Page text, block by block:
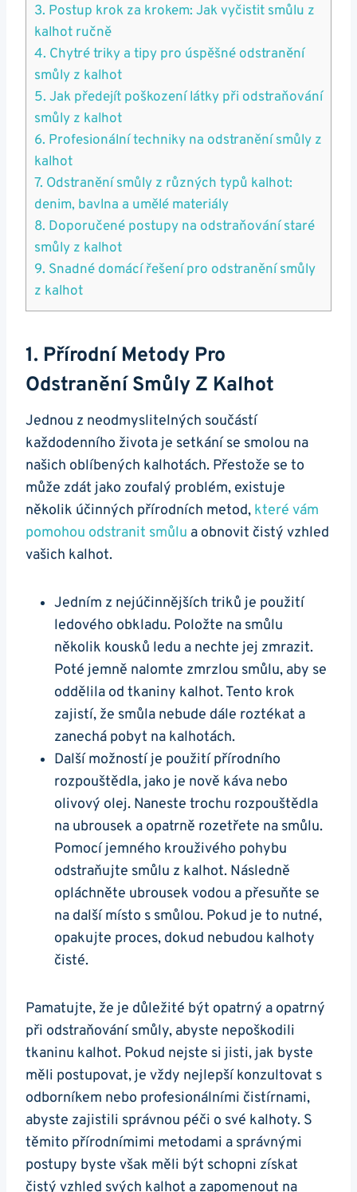
3. Postup krok za krokem: Jak vyčistit smůlu z
kalhot ručně
4. Chytré triky a tipy pro úspěšné odstranění
smůly z kalhot
5. Jak předejít poškození látky při odstraňování
smůly z kalhot
6. Profesionální techniky na odstranění smůly z
kalhot
7. Odstranění smůly z různých typů kalhot:
denim, bavlna a umělé materiály
8. Doporučené postupy na odstraňování staré
smůly z kalhot
9. Snadné domácí řešení pro odstranění smůly
z kalhot
1. Přírodní Metody Pro
Odstranění Smůly Z Kalhot
Jednou z neodmyslitelných součástí
každodenního života je setkání se smolou na
našich oblíbených kalhotách. Přestože se to
může zdát jako zoufalý problém, existuje
několik účinných přírodních metod, které vám
pomohou odstranit smůlu a obnovit čistý vzhled
vašich kalhot.
Jedním z nejúčinnějších triků je použití
ledového obkladu. Položte na smůlu
několik kousků ledu a nechte jej zmrazit.
Poté jemně nalomte zmrzlou smůlu, aby se
oddělila od tkaniny kalhot. Tento krok
zajistí, že smůla nebude dále roztékat a
zanechá pobyt na kalhotách.
Další možností je použití přírodního
rozpouštědla, jako je nově káva nebo
olivový olej. Naneste trochu rozpouštědla
na ubrousek a opatrně rozetřete na smůlu.
Pomocí jemného krouživého pohybu
odstraňujte smůlu z kalhot. Následně
opláchněte ubrousek vodou a přesuňte se
na další místo s smůlou. Pokud je to nutné,
opakujte proces, dokud nebudou kalhoty
čisté.
Pamatujte, že je důležité být opatrný a opatrný
při odstraňování smůly, abyste nepoškodili
tkaninu kalhot. Pokud nejste si jisti, jak byste
měli postupovat, je vždy nejlepší konzultovat s
odborníkem nebo profesionálními čistírnami,
abyste zajistili správnou péči o své kalhoty. S
těmito přírodnímimi metodami a správnými
postupy byste však měli být schopni získat
čistý vzhled svých kalhot a zapomenout na